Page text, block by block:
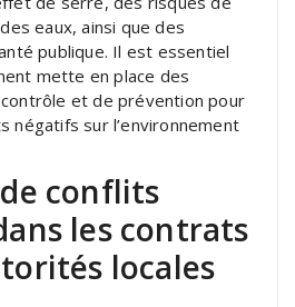
eaux, ainsi que des
publique. Il est essentiel
mette en place des
et de prévention pour
négatifs sur l’environnement
conflits
les contrats
locales